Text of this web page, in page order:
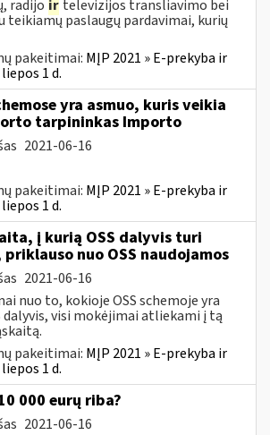
radijo ir televizijos transliavimo bei
teikiamų paslaugų pardavimai, kurių
pakeitimai: MĮP 2021 » E-prekyba ir
1 d.
yra asmuo, kuris veikia
tarpininkas Importo
2021-06-16
pakeitimai: MĮP 2021 » E-prekyba ir
1 d.
į kurią OSS dalyvis turi
priklauso nuo OSS naudojamos
2021-06-16
nuo to, kokioje OSS schemoje yra
dalyvis, visi mokėjimai atliekami į tą
pakeitimai: MĮP 2021 » E-prekyba ir
1 d.
000 eurų riba?
2021-06-16